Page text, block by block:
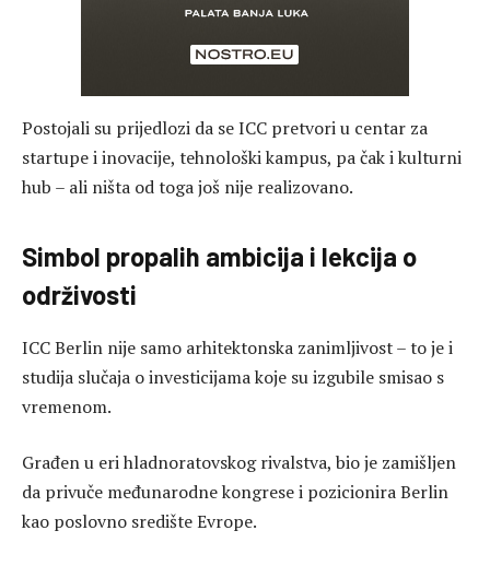
Postojali su prijedlozi da se ICC pretvori u centar za
startupe i inovacije, tehnološki kampus, pa čak i kulturni
hub – ali ništa od toga još nije realizovano.
Simbol propalih ambicija i lekcija o
održivosti
ICC Berlin nije samo arhitektonska zanimljivost – to je i
studija slučaja o investicijama koje su izgubile smisao s
vremenom.
Građen u eri hladnoratovskog rivalstva, bio je zamišljen
da privuče međunarodne kongrese i pozicionira Berlin
kao poslovno središte Evrope.